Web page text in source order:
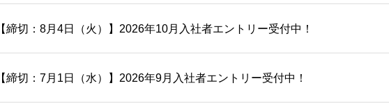
【締切：8月4日（火）】2026年10月入社者エントリー受付中！
【締切：7月1日（水）】2026年9月入社者エントリー受付中！